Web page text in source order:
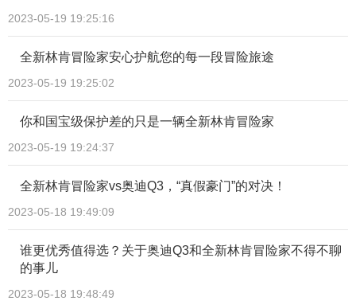
2023-05-19 19:25:16
全新林肯冒险家安心护航您的每一段冒险旅途
2023-05-19 19:25:02
你和国宝级保护差的只是一辆全新林肯冒险家
2023-05-19 19:24:37
全新林肯冒险家vs奥迪Q3，“真假豪门”的对决！
2023-05-18 19:49:09
谁更优秀值得选？关于奥迪Q3和全新林肯冒险家不得不聊
的事儿
2023-05-18 19:48:49